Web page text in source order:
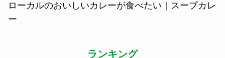
ローカルのおいしいカレーが食べたい｜スープカレ
ー
ランキング